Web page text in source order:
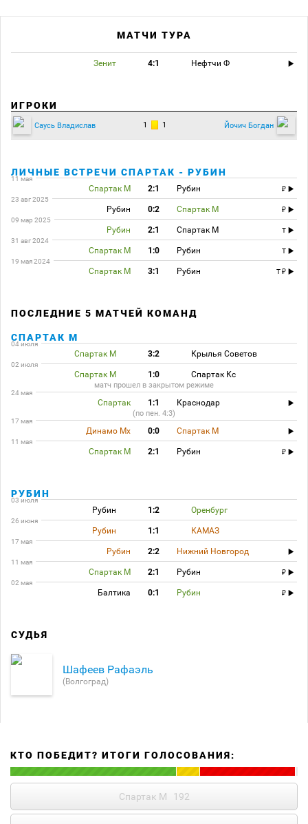
МАТЧИ ТУРА
Зенит 4:1 Нефтчи Ф
ИГРОКИ
Саусь Владислав 1 1 Йочич Богдан
ЛИЧНЫЕ ВСТРЕЧИ СПАРТАК - РУБИН
11 мая
Спартак М 2:1 Рубин
23 авг 2025
Рубин 0:2 Спартак М
09 мар 2025
Рубин 2:1 Спартак М
T
31 авг 2024
Спартак М 1:0 Рубин
T
19 мая 2024
Спартак М 3:1 Рубин T
ПОСЛЕДНИЕ 5 МАТЧЕЙ КОМАНД
СПАРТАК М
04 июля
Спартак М 3:2 Крылья Советов
02 июля
Спартак М 1:0 Спартак Кс
матч прошел в закрытом режиме
24 мая
Спартак 1:1 Краснодар
(по пен. 4:3)
17 мая
Динамо Мх 0:0 Спартак М
11 мая
Спартак М 2:1 Рубин
РУБИН
03 июля
Рубин 1:2 Оренбург
26 июня
Рубин 1:1 КАМАЗ
17 мая
Рубин 2:2 Нижний Новгород
11 мая
Спартак М 2:1 Рубин
02 мая
Балтика 0:1 Рубин
СУДЬЯ
Шафеев Рафаэль
(Волгоград)
КТО ПОБЕДИТ? ИТОГИ ГОЛОСОВАНИЯ:
Спартак М 192